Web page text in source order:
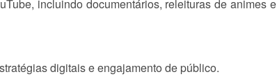
incluindo documentários, releituras de animes e
digitais e engajamento de público.